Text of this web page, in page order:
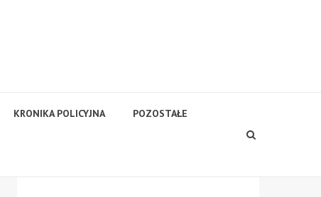
KRONIKA POLICYJNA POZOSTAŁE